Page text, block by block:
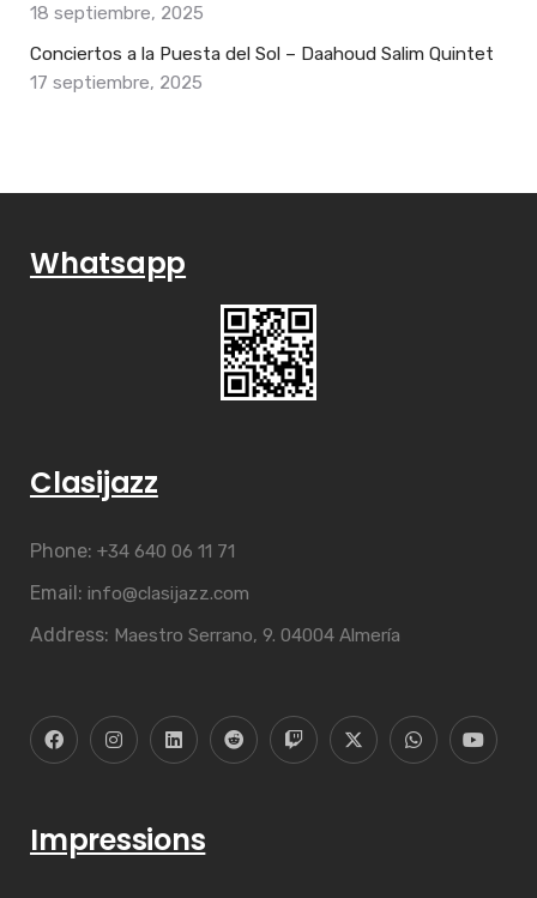
18 septiembre, 2025
Conciertos a la Puesta del Sol – Daahoud Salim Quintet
17 septiembre, 2025
Whatsapp
Clasijazz
Phone: +34 640 06 11 71
Email: info@clasijazz.com
Address: Maestro Serrano, 9. 04004 Almería
Impressions